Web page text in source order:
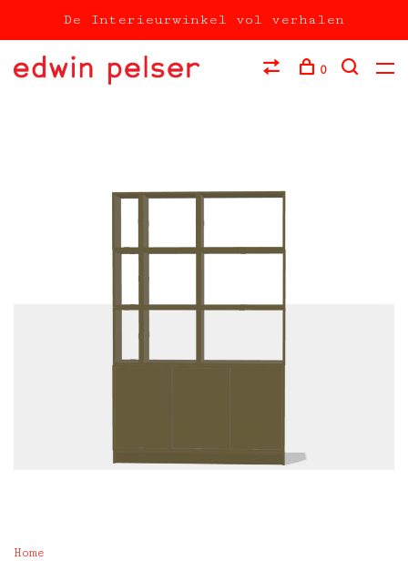
De Interieurwinkel vol verhalen
0
Home